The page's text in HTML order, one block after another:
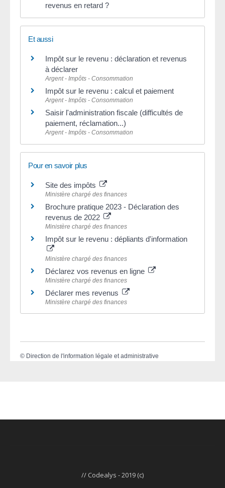
revenus en retard ?
Et aussi
Impôt sur le revenu : déclaration et revenus
à déclarer
Argent - Impôts - Consommation
Impôt sur le revenu : calcul et paiement
Argent - Impôts - Consommation
Saisir l'administration fiscale (difficultés de
paiement, réclamation...)
Argent - Impôts - Consommation
Pour en savoir plus
Site des impôts
Ministère chargé des finances
Brochure pratique 2023 - Déclaration des
revenus de 2022
Ministère chargé des finances
Impôt sur le revenu : dépliants d'information
Ministère chargé des finances
Déclarez vos revenus en ligne
Ministère chargé des finances
Déclarer mes revenus
Ministère chargé des finances
© Direction de l'information légale et administrative
// Codealys - 2019 (c)